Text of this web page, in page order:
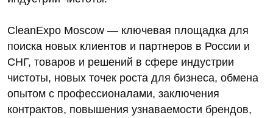
CleanExpo Moscow — ключевая площадка для
поиска новых клиентов и партнеров в России и
СНГ, товаров и решений в сфере индустрии
чистоты, новых точек роста для бизнеса, обмена
опытом с профессионалами, заключения
контрактов, повышения узнаваемости брендов,